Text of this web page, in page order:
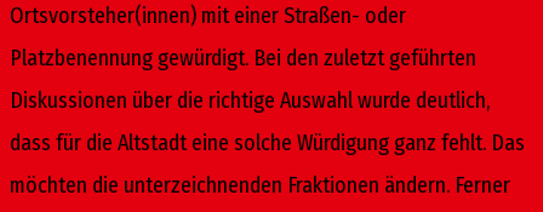
Ortsvorsteher(innen) mit einer Straßen- oder
Platzbenennung gewürdigt. Bei den zuletzt geführten
Diskussionen über die richtige Auswahl wurde deutlich,
dass für die Altstadt eine solche Würdigung ganz fehlt. Das
möchten die unterzeichnenden Fraktionen ändern. Ferner